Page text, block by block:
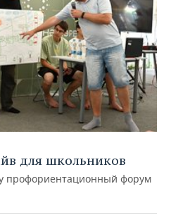
для школьников
профориентационный форум